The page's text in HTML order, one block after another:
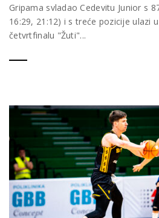
Gripama svladao Cedevitu Junior s
16:29, 21:12) i s treće pozicije ulazi
četvrtfinalu "Žuti"...